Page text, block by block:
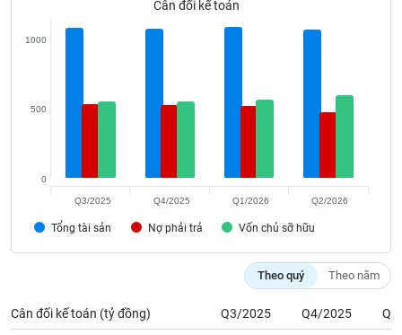
Cân đối kế toán
Tổng tài sản Nợ phải trả Vốn chủ sỡ hữu
0
500
1000
Q3/2025 Q4/2025 Q1/2026 Q2/2026
Theo quý Theo năm
Cân đối kế toán (tỷ đồng) Q3/2025 Q4/2025
(-)
ngữ
Dịch